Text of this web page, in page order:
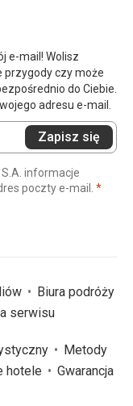
e-mail! Wolisz
przygody czy może
do Ciebie.
adresu e-mail.
Zapisz się
informacje
poczty e-mail. *
Biura podróży
serwisu
Metody
hotele
Gwarancja